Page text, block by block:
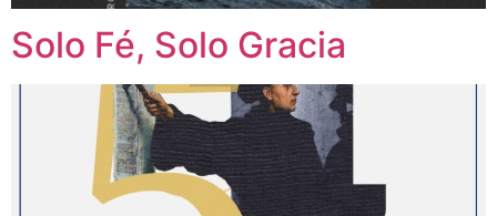
Solo Fé, Solo Gracia